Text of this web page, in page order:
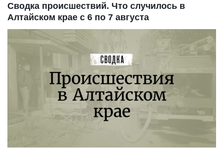
Сводка происшествий. Что случилось в
Алтайском крае с 6 по 7 августа